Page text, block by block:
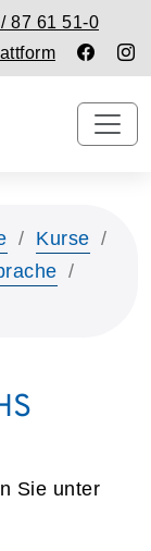
87 61 51-0
Kurse
Sie unter